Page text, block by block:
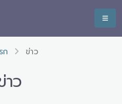
ก ข่าว
าว